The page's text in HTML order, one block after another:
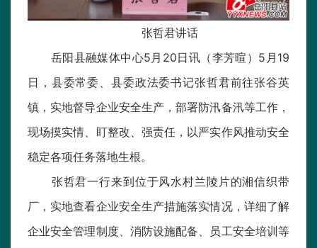
张哲君讲话
岳阳县融媒体中心5月20日讯（李芳暄）5月19
日，县委常委、县委政法委书记张哲君前往张谷英
镇，实地督导企业安全生产，部署防汛备汛等工作，
现场摸实情、盯整改、强责任，以严实作风推动安全
稳定各项任务落地生根。
张哲君一行来到位于风水村兰陵片的湘信织带
厂，实地查看企业安全生产措施落实情况，详细了解
企业安全管理制度、消防设施配备、员工安全培训等